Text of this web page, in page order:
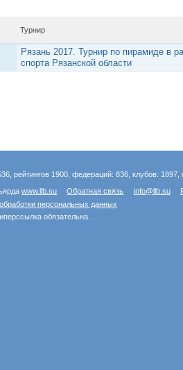
Турнир
Рязань 2017. Турнир по пирамиде в
спорта Рязанской области
рейтингов 1900, федераций: 836, клубов:
www.llb.su Обратная связь info@llb.su
персональных данных
обязательна.